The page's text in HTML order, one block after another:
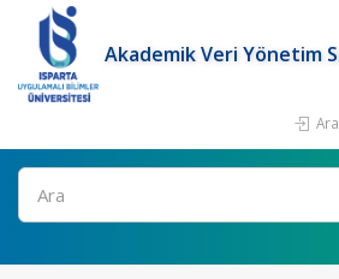
Akademik Veri Yönetim
Ara